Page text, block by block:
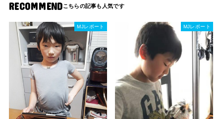
RECOMMEND
MJレポート MJレポート